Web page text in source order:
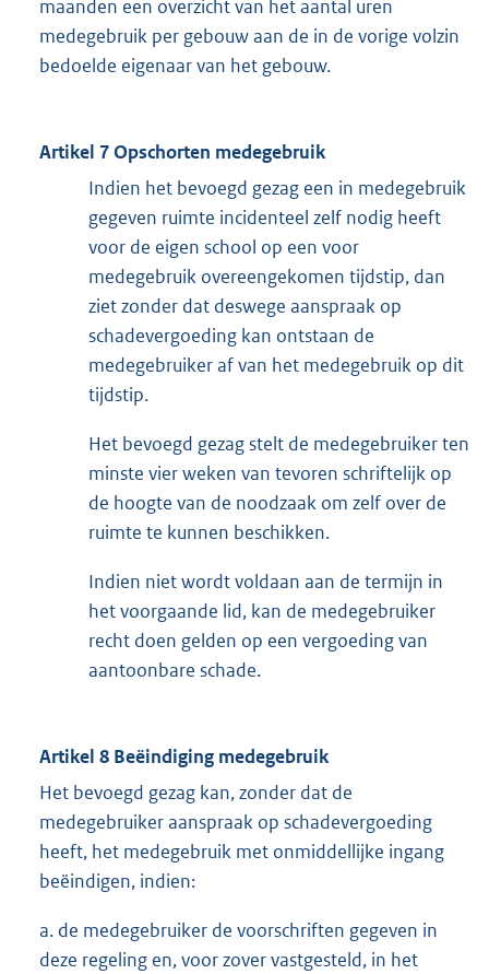
maanden een overzicht van het aantal uren
medegebruik per gebouw aan de in de vorige volzin
bedoelde eigenaar van het gebouw.
Artikel 7 Opschorten medegebruik
Indien het bevoegd gezag een in medegebruik
gegeven ruimte incidenteel zelf nodig heeft
voor de eigen school op een voor
medegebruik overeengekomen tijdstip, dan
ziet zonder dat deswege aanspraak op
schadevergoeding kan ontstaan de
medegebruiker af van het medegebruik op dit
tijdstip.
Het bevoegd gezag stelt de medegebruiker ten
minste vier weken van tevoren schriftelijk op
de hoogte van de noodzaak om zelf over de
ruimte te kunnen beschikken.
Indien niet wordt voldaan aan de termijn in
het voorgaande lid, kan de medegebruiker
recht doen gelden op een vergoeding van
aantoonbare schade.
Artikel 8 Beëindiging medegebruik
Het bevoegd gezag kan, zonder dat de
medegebruiker aanspraak op schadevergoeding
heeft, het medegebruik met onmiddellijke ingang
beëindigen, indien:
a. de medegebruiker de voorschriften gegeven in
deze regeling en, voor zover vastgesteld, in het